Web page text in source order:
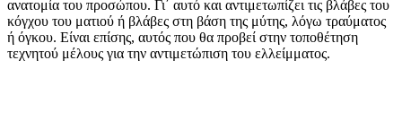
ανατομία του προσώπου. Γι΄ αυτό και αντιμετωπίζει τις βλάβες του
κόγχου του ματιού ή βλάβες στη βάση της μύτης, λόγω τραύματος
ή όγκου. Είναι επίσης, αυτός που θα προβεί στην τοποθέτηση
τεχνητού μέλους για την αντιμετώπιση του ελλείμματος.